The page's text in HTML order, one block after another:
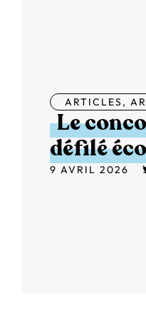
ARTICLES,
Le
défilé
9 AVRIL 2026